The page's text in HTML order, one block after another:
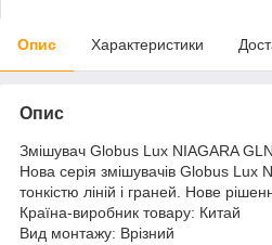
Опис Характеристики
Опис
Змішувач Globus Lux NIAGARA
Нова серія змішувачів Globus Lux
тонкістю ліній і граней. Нове
Країна-виробник товару: Китай
Вид монтажу: Врізний